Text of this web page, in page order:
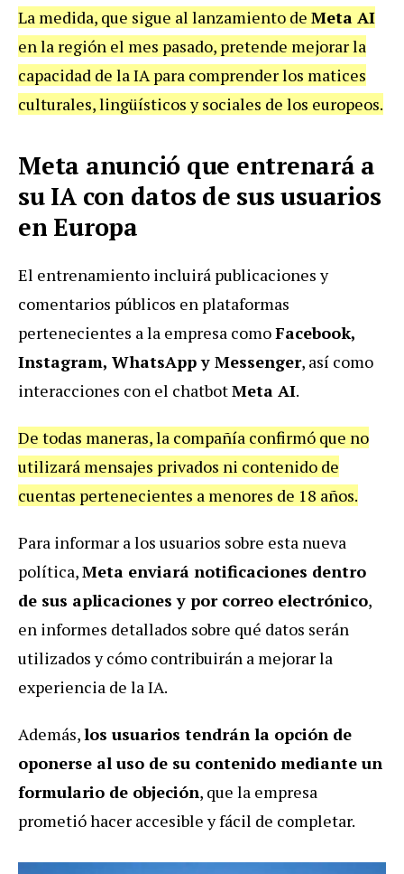
La medida, que sigue al lanzamiento de Meta AI
en la región el mes pasado, pretende mejorar la
capacidad de la IA para comprender los matices
culturales, lingüísticos y sociales de los europeos.
Meta anunció que entrenará a
su IA con datos de sus usuarios
en Europa
El entrenamiento incluirá publicaciones y
comentarios públicos en plataformas
pertenecientes a la empresa comoFacebook,
Instagram, WhatsApp y Messenger, así como
interacciones con el chatbotMeta AI.
De todas maneras, la compañía confirmó que no
utilizará mensajes privados ni contenido de
cuentas pertenecientes a menores de 18 años.
Para informar a los usuarios sobre esta nueva
política,Meta enviará notificaciones dentro
de sus aplicaciones y por correo electrónico,
en informes detallados sobre qué datos serán
utilizados y cómo contribuirán a mejorar la
experiencia de la IA.
Además,los usuarios tendrán la opción de
oponerse al uso de su contenido mediante un
formulario de objeción, que la empresa
prometió hacer accesible y fácil de completar.